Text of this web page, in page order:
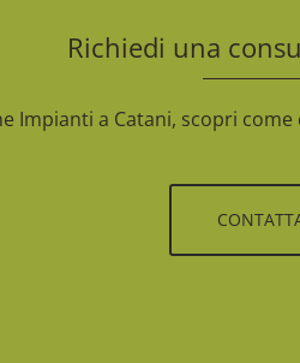
Richiedi una
Impianti a Catani, scopri